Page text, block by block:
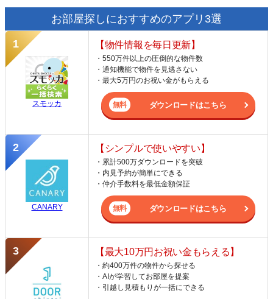
お部屋探しにおすすめのアプリ3選
スモッカ
【物件情報を毎日更新】
・550万件以上の圧倒的な物件数
・通知機能で物件を見逃さない
・最大5万円のお祝い金がもらえる
ダウンロードはこちら
CANARY
【シンプルで使いやすい】
・累計500万ダウンロードを突破
・内見予約が簡単にできる
・仲介手数料を最低金額保証
ダウンロードはこちら
【最大10万円お祝い金もらえる】
・約400万件の物件から探せる
・AIが学習してお部屋を提案
・引越し見積もりが一括にできる